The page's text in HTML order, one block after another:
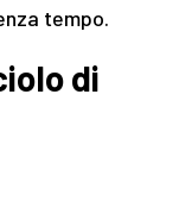
tempo.
di